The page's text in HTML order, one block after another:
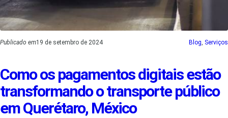
Publicado em19 de setembro de 2024 Blog, Serviços
Como os pagamentos digitais estão
transformando o transporte público
em Querétaro, México